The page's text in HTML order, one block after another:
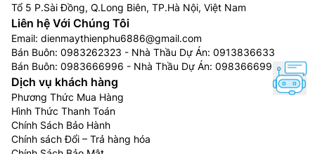
Công nghệ âm thanh trên tivi LG 4K 65
Tổ 5 P.Sài Đồng, Q.Long Biên, TP.Hà Nội, Việt Nam
Liên hệ Với Chúng Tôi
Email: dienmaythienphu6886@gmail.com
Bán Buôn: 0983262323 - Nhà Thầu Dự Án: 0913836633
Bán Buôn: 0983666996 - Nhà Thầu Dự Án: 0983666996
Dịch vụ khách hàng
Phương Thức Mua Hàng
Hình Thức Thanh Toán
Chính Sách Bảo Hành
Chính sách Đổi – Trả hàng hóa